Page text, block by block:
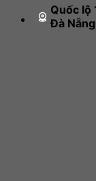
Quốc lộ
Đà Nẵng